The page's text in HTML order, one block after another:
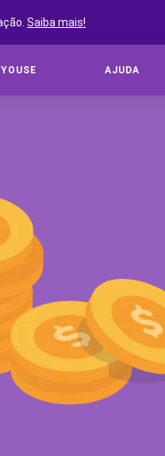
Saiba mais!
AJUDA
Tipos de Seguro Auto
Seguro por Marcas de Carro
SEGURO RESIDENCIAL
Cotar Seguro Residencial
Coberturas e Assistências